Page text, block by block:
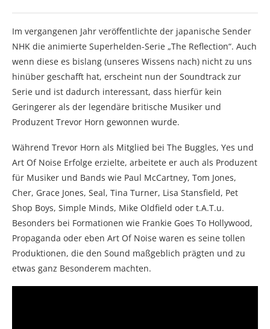
Im vergangenen Jahr veröffentlichte der japanische Sender
NHK die animierte Superhelden-Serie „The Reflection“. Auch
wenn diese es bislang (unseres Wissens nach) nicht zu uns
hinüber geschafft hat, erscheint nun der Soundtrack zur
Serie und ist dadurch interessant, dass hierfür kein
Geringerer als der legendäre britische Musiker und
Produzent Trevor Horn gewonnen wurde.
Während Trevor Horn als Mitglied bei The Buggles, Yes und
Art Of Noise Erfolge erzielte, arbeitete er auch als Produzent
für Musiker und Bands wie Paul McCartney, Tom Jones,
Cher, Grace Jones, Seal, Tina Turner, Lisa Stansfield, Pet
Shop Boys, Simple Minds, Mike Oldfield oder t.A.T.u.
Besonders bei Formationen wie Frankie Goes To Hollywood,
Propaganda oder eben Art Of Noise waren es seine tollen
Produktionen, die den Sound maßgeblich prägten und zu
etwas ganz Besonderem machten.